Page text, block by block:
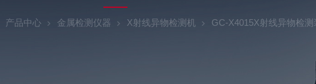
产品中心 金属检测仪器 X射线异物检测机 GC-X4015X射线异物检测